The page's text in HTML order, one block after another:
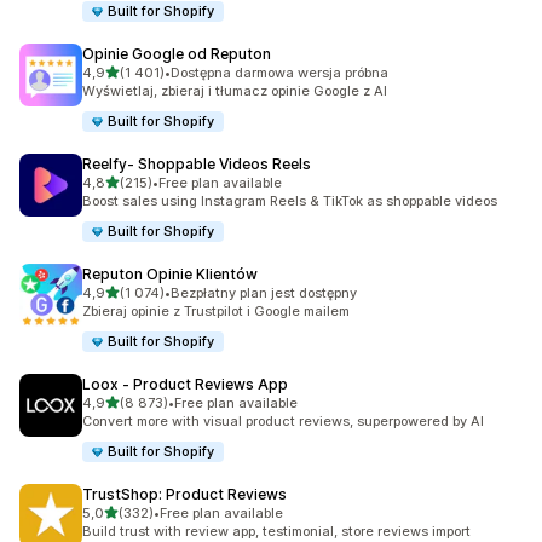
Built for Shopify
Opinie Google od Reputon
4,9na 5 gwiazdek
(1 401)
Łączna liczba recenzji: 1401
•Dostępna darmowa wersja próbna
Wyświetlaj, zbieraj i tłumacz opinie Google z AI
Built for Shopify
Reelfy‑ Shoppable Videos Reels
4,8na 5 gwiazdek
(215)
Łączna liczba recenzji: 215
•Free plan available
Boost sales using Instagram Reels & TikTok as shoppable videos
Built for Shopify
Reputon Opinie Klientów
4,9na 5 gwiazdek
(1 074)
Łączna liczba recenzji: 1074
•Bezpłatny plan jest dostępny
Zbieraj opinie z Trustpilot i Google mailem
Built for Shopify
Loox ‑ Product Reviews App
4,9na 5 gwiazdek
(8 873)
Łączna liczba recenzji: 8873
•Free plan available
Convert more with visual product reviews, superpowered by AI
Built for Shopify
TrustShop: Product Reviews
5,0na 5 gwiazdek
(332)
Łączna liczba recenzji: 332
•Free plan available
Build trust with review app, testimonial, store reviews import